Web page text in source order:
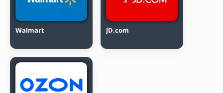
Walmart JD.com